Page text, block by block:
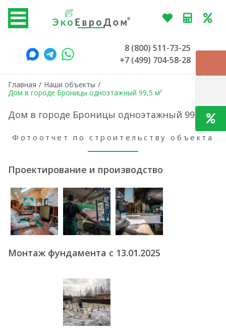
8 (800) 511-73-25
+7 (499) 704-58-28
Главная / Наши объекты /
Дом в городе Броницы одноэтажный 99,5 м²
Дом в городе Броницы одноэтажный 99,5 м²
Фотоотчет по строительству объекта
Проектирование и производство
Монтаж фундамента с 13.01.2025